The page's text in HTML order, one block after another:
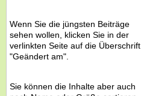
Wenn Sie die jüngsten Beiträge
sehen wollen, klicken Sie in der
verlinkten Seite auf die Überschrift
"Geändert am".
Sie können die Inhalte aber auch